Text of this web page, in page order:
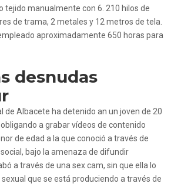
tejido manualmente con 6. 210 hilos de
de trama, 2 metales y 12 metros de tela.
aproximadamente 650 horas para
desnudas
de Albacete ha detenido an un joven de 20
a grabar vídeos de contenido
de edad a la que conoció a través de
bajo la amenaza de difundir
a través de una sex cam, sin que ella lo
que se está produciendo a través de